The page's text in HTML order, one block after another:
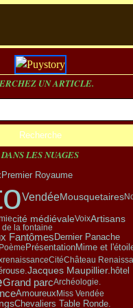
UN ARTICLE.
DANS LES NUAGES
Premier Royaume
VendéeMousquetaires
cité médiévaleVoixArtisans
la fontaine
FantômesDernier Panache
Poème PrésentationMime et
renaissanceCitéChâteau
Jacques Maupillier. hôtel
Grand parcArchéologie.
Amoureux Miss Vendée
Chevaliers Table Ronde.